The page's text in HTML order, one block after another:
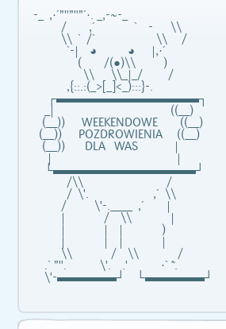
-_ ,·´”"”"”´·. _,-~-_
/ ,´ ` - \\
\\ ` /` \\ /
`-| ◕ ◕ |,·´
( /(●)\\ )
\\ \\_|_/ /
,{::.:(_>[_]<_):::}-.
┌▬▬▬▬▬▬▬▬▬▬▬▬┐
_| ((__)
(__)) WEEKENDOWE ((__)
(__)) POZDROWIENIA ((__)
(__)) DLA WAS |
└▬▬▬▬▬▬▬▬▬▬▬▬┘
/\\ /
/ \'. ,´ \\
/ \'-.____ ,´ |
| / \\ |
| | | )
\\ / \\ /
.` ”". \'. .' ·` ̃´.
\'-▬▬▬▬▬┘ └▬▬▬▬▬┘